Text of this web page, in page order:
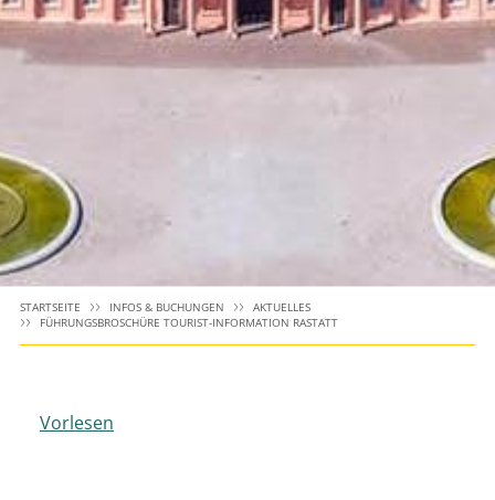
STARTSEITE INFOS & BUCHUNGEN
AKTUELLES
FÜHRUNGSBROSCHÜRE TOURIST-INFORMATION RASTATT
Vorlesen